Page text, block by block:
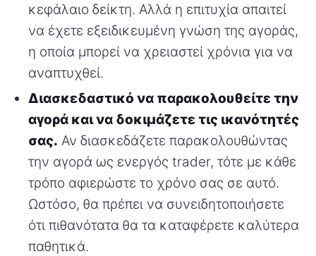
κεφάλαιο δείκτη. Αλλά η επιτυχία απαιτεί
να έχετε εξειδικευμένη γνώση της αγοράς,
η οποία μπορεί να χρειαστεί χρόνια για να
αναπτυχθεί.
Διασκεδαστικό να παρακολουθείτε την
αγορά και να δοκιμάζετε τις ικανότητές
σας. Αν διασκεδάζετε παρακολουθώντας
την αγορά ως ενεργός trader, τότε με κάθε
τρόπο αφιερώστε το χρόνο σας σε αυτό.
Ωστόσο, θα πρέπει να συνειδητοποιήσετε
ότι πιθανότατα θα τα καταφέρετε καλύτερα
παθητικά.